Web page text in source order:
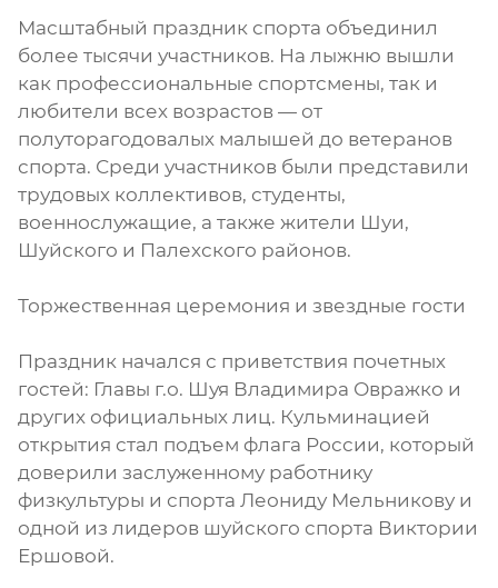
Масштабный праздник спорта объединил
более тысячи участников. На лыжню вышли
как профессиональные спортсмены, так и
любители всех возрастов — от
полуторагодовалых малышей до ветеранов
спорта. Среди участников были представили
трудовых коллективов, студенты,
военнослужащие, а также жители Шуи,
Шуйского и Палехского районов.
Торжественная церемония и звездные гости
Праздник начался с приветствия почетных
гостей: Главы г.о. Шуя Владимира Овражко и
других официальных лиц. Кульминацией
открытия стал подъем флага России, который
доверили заслуженному работнику
физкультуры и спорта Леониду Мельникову и
одной из лидеров шуйского спорта Виктории
Ершовой.